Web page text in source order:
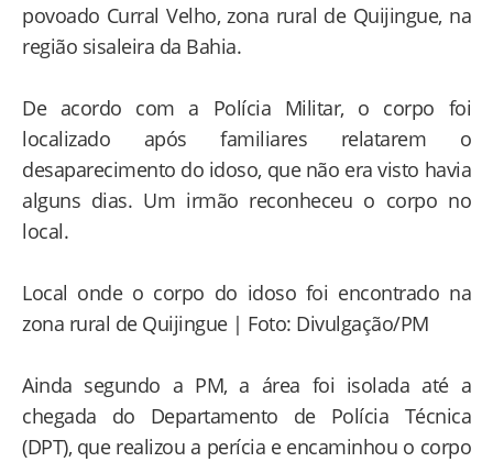
povoado Curral Velho, zona rural de Quijingue, na
região sisaleira da Bahia.
De acordo com a Polícia Militar, o corpo foi
localizado após familiares relatarem o
desaparecimento do idoso, que não era visto havia
alguns dias. Um irmão reconheceu o corpo no
local.
Local onde o corpo do idoso foi encontrado na
zona rural de Quijingue | Foto: Divulgação/PM
Ainda segundo a PM, a área foi isolada até a
chegada do Departamento de Polícia Técnica
(DPT), que realizou a perícia e encaminhou o corpo